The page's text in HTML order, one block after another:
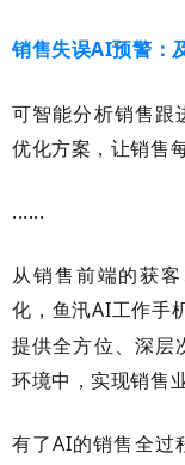
销售失误AI预警：
可智能分析销售跟
优化方案，让销售
......
从销售前端的获
化，鱼汛AI工作手
提供全方位、深层
环境中，实现销售
有了AI的销售全过